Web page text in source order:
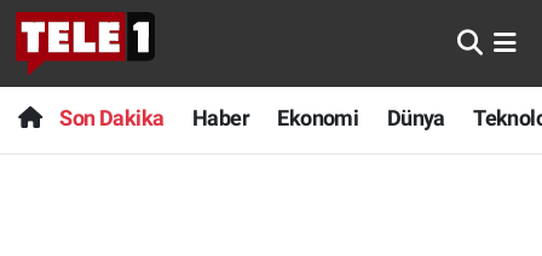
Son Dakika Haber Ekonomi Dünya
Anında Manşet
Başka Sohbetler
Son Dakika
Haber
Nöbetçi Eczaneler
Hava Durumu